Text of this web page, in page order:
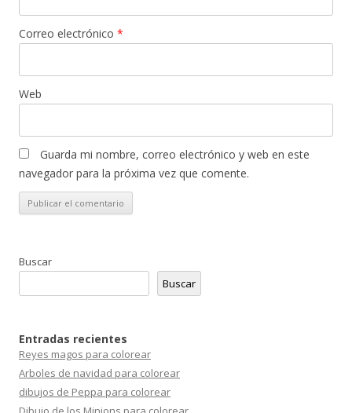
Correo electrónico *
Web
Guarda mi nombre, correo electrónico y web en este
navegador para la próxima vez que comente.
Buscar
Buscar
Entradas recientes
Reyes magos para colorear
Arboles de navidad para colorear
dibujos de Peppa para colorear